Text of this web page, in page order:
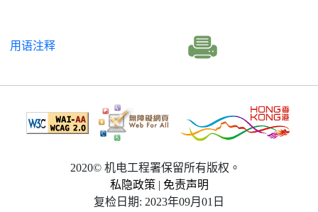
用语注释
2020© 机电工程署保留所有版权。
私隐政策 | 免责声明
复检日期: 2023年09月01日